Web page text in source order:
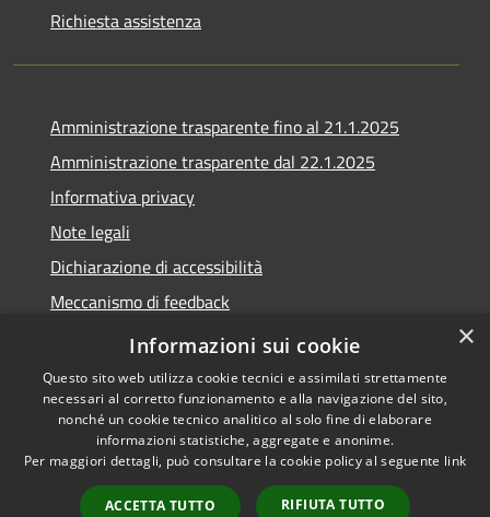
Richiesta assistenza
Amministrazione trasparente fino al 21.1.2025
Amministrazione trasparente dal 22.1.2025
Informativa privacy
Note legali
Dichiarazione di accessibilità
Meccanismo di feedback
Whistleblowing
Accessibilità
Copyright © 2020 •
Comune di Scarlino •
Powered byMunicipium
×
Informazioni sui cookie
Questo sito web utilizza cookie tecnici e assimilati strettamente
necessari al corretto funzionamento e alla navigazione del sito,
nonché un cookie tecnico analitico al solo fine di elaborare
informazioni statistiche, aggregate e anonime.
Per maggiori dettagli, può consultare la cookie policy al seguente link
ACCETTA TUTTO RIFIUTA TUTTO